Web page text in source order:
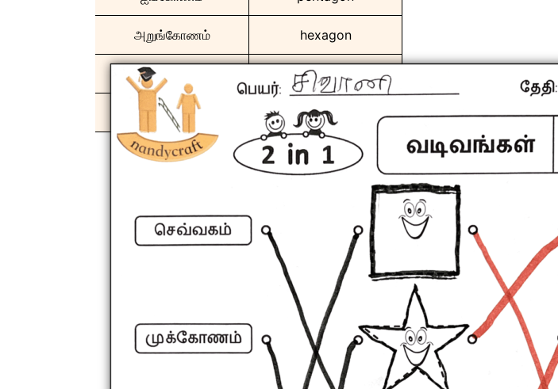
அறுங்கோணம் hexagon
எண்கோணம் octagon
சாய்சதுரம் rhombus